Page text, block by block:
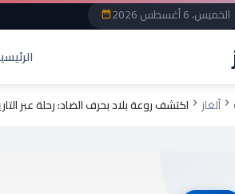
الخميس، 6 أغسطس 2026
ألغاز اكتشف روعة بلاد بحرف الضاد: رحلة عبر